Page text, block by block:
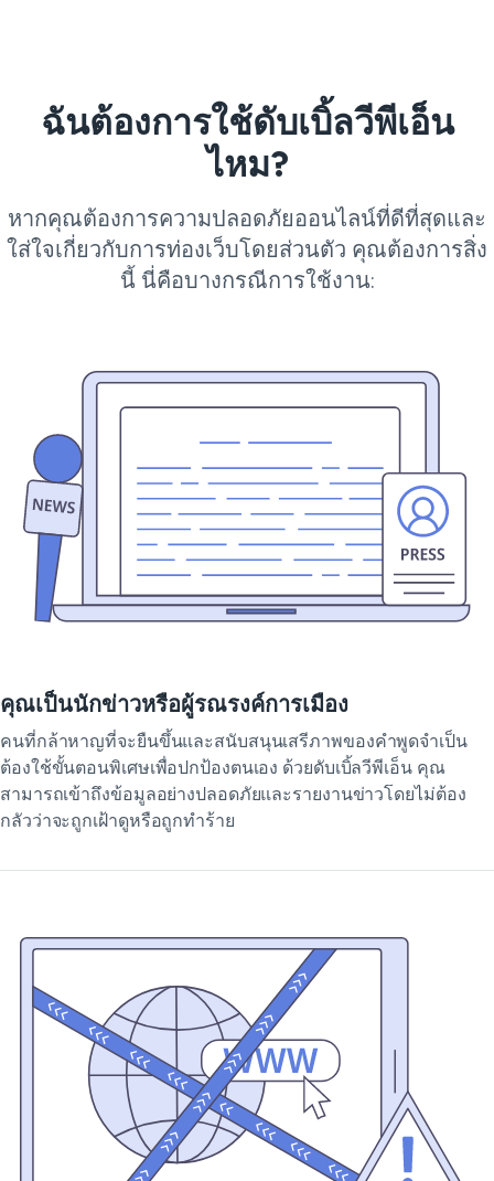
ฉันต้องการใช้ดับเบิ้ลวีพีเอ็น
ไหม?
หากคุณต้องการความปลอดภัยออนไลน์ที่ดีที่สุดและ
ใส่ใจเกี่ยวกับการท่องเว็บโดยส่วนตัว คุณต้องการสิ่ง
นี้ นี่คือบางกรณีการใช้งาน:
คุณเป็นนักข่าวหรือผู้รณรงค์การเมือง
คนที่กล้าหาญที่จะยืนขึ้นและสนับสนุนเสรีภาพของคำพูดจำเป็น
ต้องใช้ขั้นตอนพิเศษเพื่อปกป้องตนเอง ด้วยดับเบิ้ลวีพีเอ็น คุณ
สามารถเข้าถึงข้อมูลอย่างปลอดภัยและรายงานข่าวโดยไม่ต้อง
กลัวว่าจะถูกเฝ้าดูหรือถูกทำร้าย